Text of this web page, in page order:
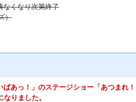
なくなり次第終了
）
あっ！」のステージショー「あつまれ
りました。